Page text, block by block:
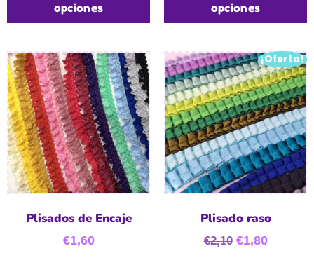
opciones
opciones
Plisados de Encaje
€1,60
¡Oferta!
Plisado raso
€2,10 €1,80